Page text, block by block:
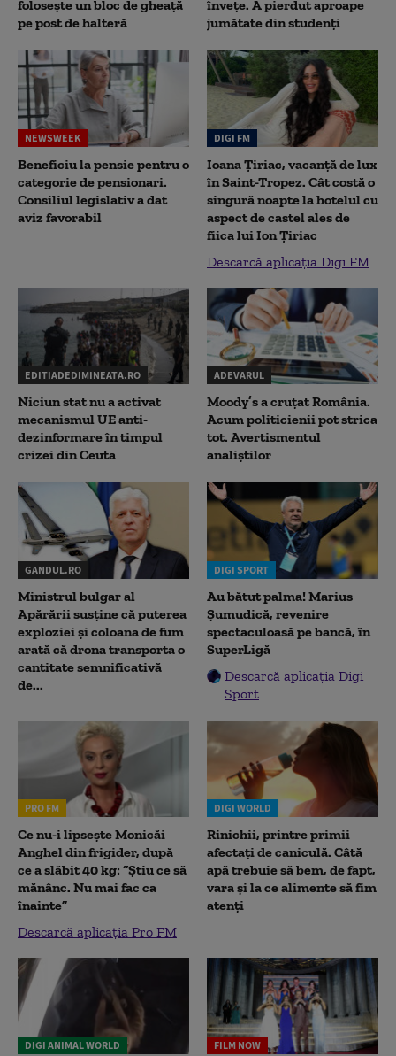
folosește un bloc de gheață
pe post de halteră
înveţe. A pierdut aproape
jumătate din studenţi
NEWSWEEK
Beneficiu la pensie pentru o
categorie de pensionari.
Consiliul legislativ a dat
aviz favorabil
DIGI FM
Ioana Țiriac, vacanță de lux
în Saint-Tropez. Cât costă o
singură noapte la hotelul cu
aspect de castel ales de
fiica lui Ion Țiriac
Descarcă aplicația Digi FM
EDITIADEDIMINEATA.RO
Niciun stat nu a activat
mecanismul UE anti-
dezinformare în timpul
crizei din Ceuta
ADEVARUL
Moody’s a cruțat România.
Acum politicienii pot strica
tot. Avertismentul
analiștilor
GANDUL.RO
Ministrul bulgar al
Apărării susține că puterea
exploziei și coloana de fum
arată că drona transporta o
cantitate semnificativă
de...
DIGI SPORT
Au bătut palma! Marius
Șumudică, revenire
spectaculoasă pe bancă, în
SuperLigă
Descarcă aplicația Digi
Sport
PRO FM
Ce nu-i lipsește Monicăi
Anghel din frigider, după
ce a slăbit 40 kg: “Știu ce să
mănânc. Nu mai fac ca
înainte”
Descarcă aplicația Pro FM
DIGI WORLD
Rinichii, printre primii
afectați de caniculă. Câtă
apă trebuie să bem, de fapt,
vara și la ce alimente să fim
atenți
DIGI ANIMAL WORLD FILM NOW